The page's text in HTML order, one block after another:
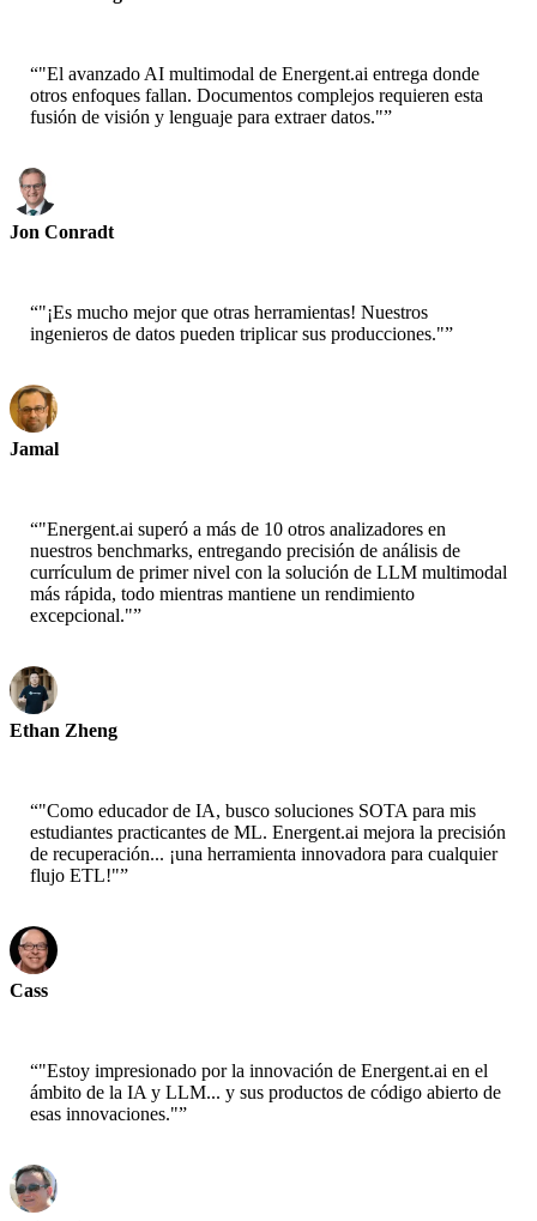
“"El avanzado AI multimodal de Energent.ai entrega donde
otros enfoques fallan. Documentos complejos requieren esta
fusión de visión y lenguaje para extraer datos."”
Jon Conradt
“"¡Es mucho mejor que otras herramientas! Nuestros
ingenieros de datos pueden triplicar sus producciones."”
Jamal
“"Energent.ai superó a más de 10 otros analizadores en
nuestros benchmarks, entregando precisión de análisis de
currículum de primer nivel con la solución de LLM multimodal
más rápida, todo mientras mantiene un rendimiento
excepcional."”
Ethan Zheng
“"Como educador de IA, busco soluciones SOTA para mis
estudiantes practicantes de ML. Energent.ai mejora la precisión
de recuperación... ¡una herramienta innovadora para cualquier
flujo ETL!"”
Cass
“"Estoy impresionado por la innovación de Energent.ai en el
ámbito de la IA y LLM... y sus productos de código abierto de
esas innovaciones."”